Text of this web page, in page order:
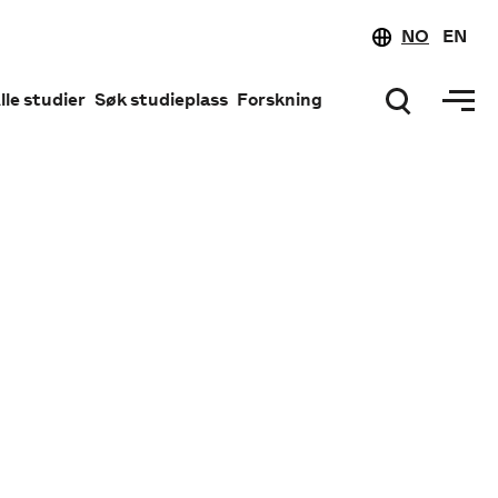
NO EN
studier Søk studieplass Forskning